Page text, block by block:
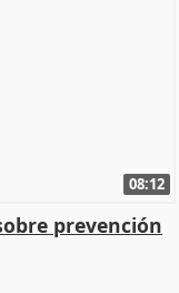
08:12
prevención